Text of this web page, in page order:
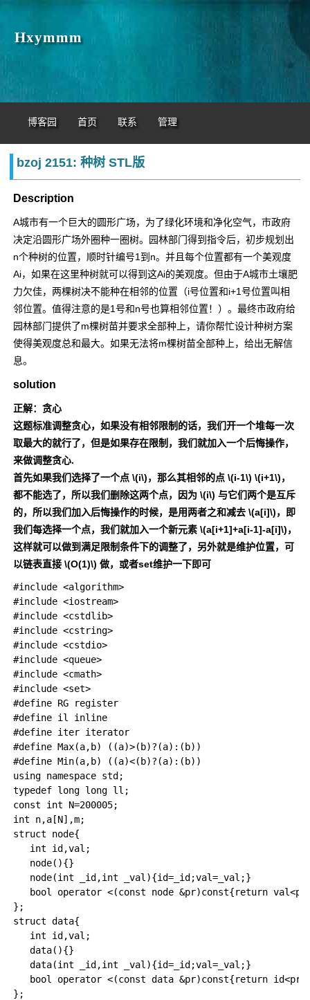
Hxymmm
博客园 首页 联系 管理
bzoj 2151: 种树 STL版
Description
A城市有一个巨大的圆形广场，为了绿化环境和净化空气，市政府
决定沿圆形广场外圈种一圈树。园林部门得到指令后，初步规划出
n个种树的位置，顺时针编号1到n。并且每个位置都有一个美观度
Ai，如果在这里种树就可以得到这Ai的美观度。但由于A城市土壤肥
力欠佳，两棵树决不能种在相邻的位置（i号位置和i+1号位置叫相
邻位置。值得注意的是1号和n号也算相邻位置！）。最终市政府给
园林部门提供了m棵树苗并要求全部种上，请你帮忙设计种树方案
使得美观度总和最大。如果无法将m棵树苗全部种上，给出无解信
息。
solution
正解：贪心
这题标准调整贪心，如果没有相邻限制的话，我们开一个堆每一次
取最大的就行了，但是如果存在限制，我们就加入一个后悔操作，
来做调整贪心.
首先如果我们选择了一个点 \(i\)，那么其相邻的点 \(i-1\) \(i+1\)，
都不能选了，所以我们删除这两个点，因为 \(i\) 与它们两个是互斥
的，所以我们加入后悔操作的时候，是用两者之和减去 \(a[i]\)，即
我们每选择一个点，我们就加入一个新元素 \(a[i+1]+a[i-1]-a[i]\)，
这样就可以做到满足限制条件下的调整了，另外就是维护位置，可
以链表直接 \(O(1)\) 做，或者set维护一下即可
#include <algorithm>
#include <iostream>
#include <cstdlib>
#include <cstring>
#include <cstdio>
#include <queue>
#include <cmath>
#include <set>
#define RG register
#define il inline
#define iter iterator
#define Max(a,b) ((a)>(b)?(a):(b))
#define Min(a,b) ((a)<(b)?(a):(b))
using namespace std;
typedef long long ll;
const int N=200005;
int n,a[N],m;
struct node{
   int id,val;
   node(){}
   node(int _id,int _val){id=_id;val=_val;}
bool operator <(const node &pr)const{return
};
struct data{
   int id,val;
   data(){}
   data(int _id,int _val){id=_id;val=_val;}
bool operator <(const data &pr)const{return
};